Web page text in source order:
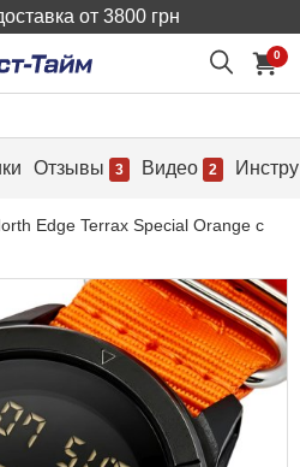
от 3800 грн
0
Отзывы 3 Видео 2
Edge Terrax Special Orange с